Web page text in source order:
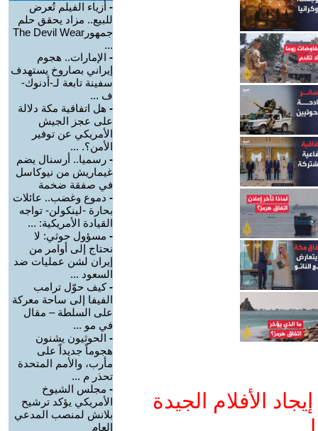
الأفلام الجيدة
- أزياء الفيلم تُعرض
للبيع.. مزاد يحقق حلم
جمهورThe Devil Wear
...
- الإمارات.. هجوم
إيراني بصاروخ يستهدف
سفينة تابعة لـ-أدنوك-
ف ...
- هل اتفاقية مكة دلالة
على عجز الجيش
الأمريكي عن توفير
الأمن؟. ...
- رسميا.. أرسنال يضم
غيماريش من نيوكاسل
في صفقة ضخمة
- دموع وغضب.. عائلات
بحارة -لينكولن- تواجه
القيادة الأمريكية: ...
- مسؤول حوثي: لا
نحتاج إلى أوامر من
إيران لشن عمليات ضد
السعود ...
-كيف حوّل ترامب
الفيفا إلى ساحة معركة
على السلطة – مقال
في مو ...
- الحوثيون يشنون
هجوماً جديداً على
مأرب، والأمم المتحدة
تحذر م ...
- مجلس الشيوخ
الأمريكي يؤكد ترشيح
بلانش لمنصب المدعي
العام